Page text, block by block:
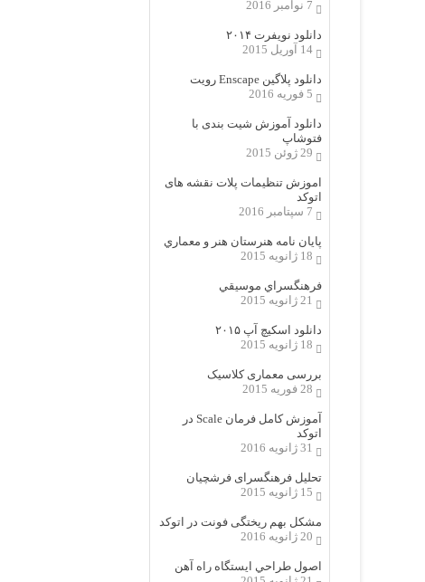
7 نوامبر 2016
دانلود نویفرت ۲۰۱۴
14 آوریل 2015
دانلود پلاگین Enscape رویت
5 فوریه 2016
دانلود آموزش شیت بندی با
فتوشاپ
29 ژوئن 2015
اموزش تنظیمات پلات نقشه های
اتوکد
7 سپتامبر 2016
پایان نامه هنرستان هنر و معماري
18 ژانویه 2015
فرهنگسراي موسيقي
21 ژانویه 2015
دانلود اسکیچ آپ ۲۰۱۵
18 ژانویه 2015
بررسی معماری کلاسیک
28 فوریه 2015
آموزش کامل فرمان Scale در
اتوکد
31 ژانویه 2016
تحلیل فرهنگسرای فرشچیان
15 ژانویه 2015
مشکل بهم ریختگی فونت در اتوکد
20 ژانویه 2016
اصول طراحي ایستگاه راه آهن